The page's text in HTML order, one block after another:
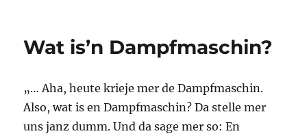
Wat is’n Dampfmaschin?
„… Aha, heute krieje mer de Dampfmaschin.
Also, wat is en Dampfmaschin? Da stelle mer
uns janz dumm. Und da sage mer so: En